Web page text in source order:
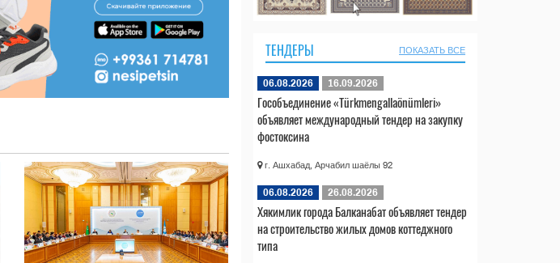
ТЕНДЕРЫ ПОКАЗАТЬ ВСЕ
06.08.2026 16.09.2026
Гособъединение «Türkmengallaönümleri»
объявляет международный тендер на закупку
фостоксина
г. Ашхабад, Арчабил шаёлы 92
06.08.2026 26.08.2026
Хякимлик города Балканабат объявляет тендер
на строительство жилых домов коттеджного
типа